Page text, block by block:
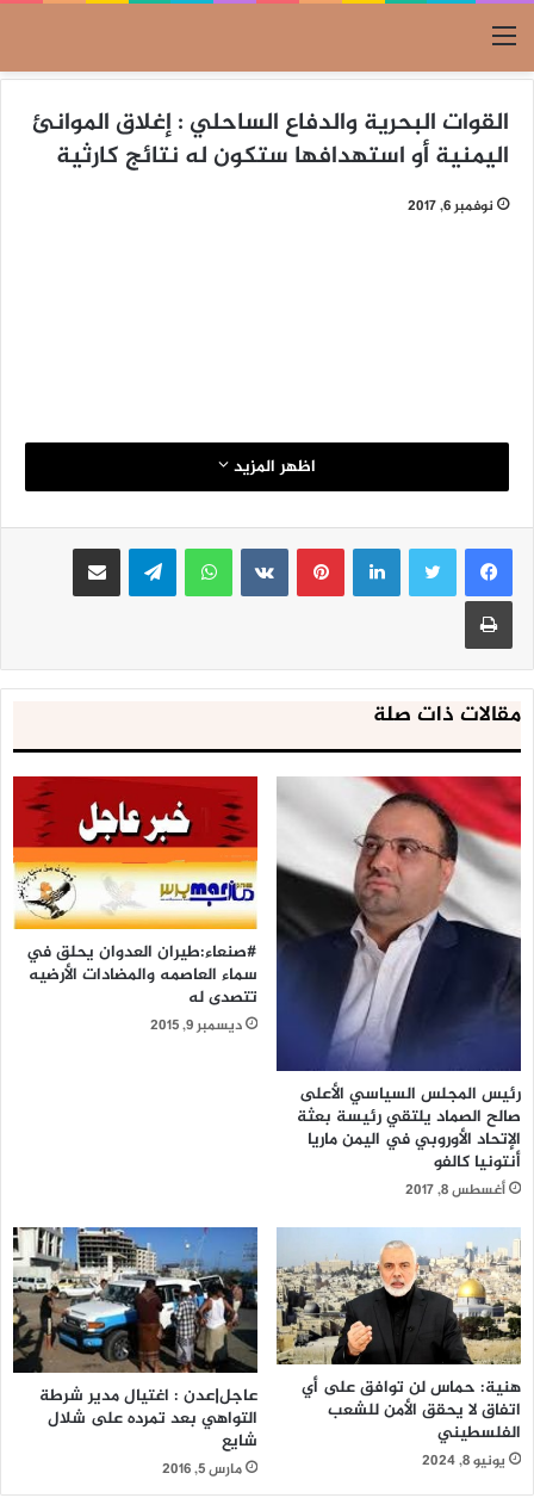
القائمة
القوات البحرية والدفاع الساحلي : إغلاق الموانئ
اليمنية أو استهدافها ستكون له نتائج كارثية
نوفمبر 6, 2017
اظهر المزيد
لينكدإنبينتيريست واتساب تيلقرام مشاركة عبر البريد
طباعة
مقالات ذات صلة
رئيس المجلس السياسي الأعلى
صالح الصماد يلتقي رئيسة بعثة
الإتحاد الأوروبي في اليمن ماريا
أنتونيا كالفو
أغسطس 8, 2017
#صنعاء:طيران العدوان يحلق في
سماء العاصمه والمضادات الأرضيه
تتصدى له
ديسمبر 9, 2015
هنية: حماس لن توافق على أي
اتفاق لا يحقق الأمن للشعب
الفلسطيني
يونيو 8, 2024
عاجل|عدن : اغتيال مدير شرطة
التواهي بعد تمرده على شلال
شايع
مارس 5, 2016